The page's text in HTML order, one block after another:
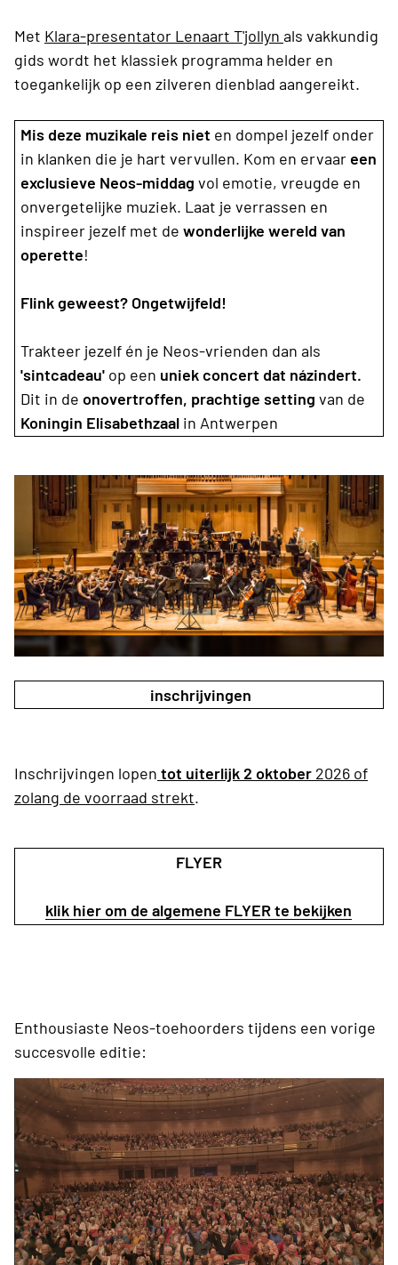
Met Klara-presentator Lenaart T'jollyn als vakkundig
gids wordt het klassiek programma helder en
toegankelijk op een zilveren dienblad aangereikt.
Mis deze muzikale reis niet en dompel jezelf onder
in klanken die je hart vervullen. Kom en ervaar een
exclusieve Neos-middag vol emotie, vreugde en
onvergetelijke muziek. Laat je verrassen en
inspireer jezelf met de wonderlijke wereld van
operette!
Flink geweest? Ongetwijfeld!
Trakteer jezelf én je Neos-vrienden dan als
'sintcadeau' op een uniek concert dat názindert.
Dit in de onovertroffen, prachtige setting van de
Koningin Elisabethzaal in Antwerpen
inschrijvingen
Inschrijvingen lopen tot uiterlijk 2 oktober 2026 of
zolang de voorraad strekt.
FLYER
klik hier om de algemene FLYER te bekijken
Enthousiaste Neos-toehoorders tijdens een vorige
succesvolle editie: